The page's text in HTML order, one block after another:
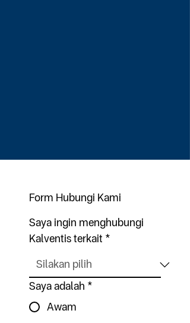
Form Hubungi Kami
Saya ingin menghubungi
Kalventis terkait *
Saya adalah *
Awam